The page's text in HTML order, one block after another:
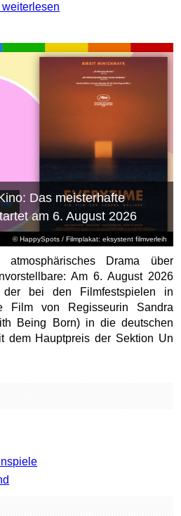
weiterlesen
© HappySpots / Filmplakat: eksystent filmverleih
Das meisterhafte
am 6. August 2026
Drama über
Am 6. August 2026
der bei den Filmfestspielen in
Film von Regisseurin Sandra
Being Born) in die deutschen
dem Hauptpreis der Sektion Un